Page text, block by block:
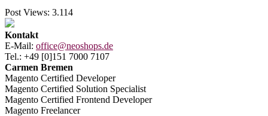
Post Views: 3.114
Kontakt
E-Mail: office@neoshops.de
Tel.: +49 [0]151 7000 7107
Carmen Bremen
Magento Certified Developer
Magento Certified Solution Specialist
Magento Certified Frontend Developer
Magento Freelancer